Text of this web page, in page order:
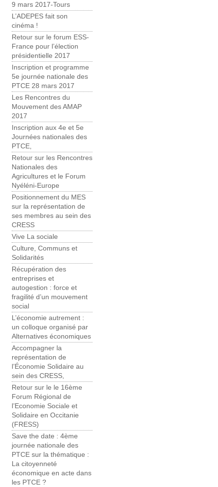
9 mars 2017-Tours
L’ADEPES fait son
cinéma !
Retour sur le forum ESS-
France pour l’élection
présidentielle 2017
Inscription et programme
5e journée nationale des
PTCE 28 mars 2017
Les Rencontres du
Mouvement des AMAP
2017
Inscription aux 4e et 5e
Journées nationales des
PTCE,
Retour sur les Rencontres
Nationales des
Agricultures et le Forum
Nyéléni-Europe
Positionnement du MES
sur la représentation de
ses membres au sein des
CRESS
Vive La sociale
Culture, Communs et
Solidarités
Récupération des
entreprises et
autogestion : force et
fragilité d’un mouvement
social
L’économie autrement :
un colloque organisé par
Alternatives économiques
Accompagner la
représentation de
l’Économie Solidaire au
sein des CRESS,
Retour sur le le 16ème
Forum Régional de
l’Economie Sociale et
Solidaire en Occitanie
(FRESS)
Save the date : 4ème
journée nationale des
PTCE sur la thématique :
La citoyenneté
économique en acte dans
les PTCE ?